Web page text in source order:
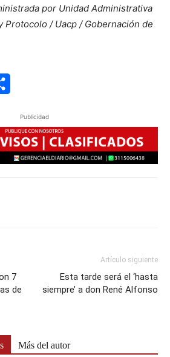
por Unidad Administrativa
Protocolo / Uacp / Gobernación de
Publicidad
7
de
Artículo siguiente
Esta tarde será el ‘hasta
siempre’ a don René Alfonso
Más del autor